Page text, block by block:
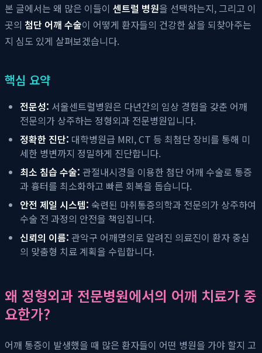
본 글에서는 왜 많은 이들이 센트럴 병원을 선택하는지, 그리고 이
곳의 첨단 어깨 수술이 어떻게 환자들의 건강한 삶을 되찾아주는
지 심도 있게 살펴보겠습니다.
핵심 요약
전문성: 서울센트럴병원은 다년간의 임상 경험을 갖춘 어깨
전문의가 상주하는 정형외과 전문병원입니다.
정확한 진단: 대학병원급 MRI, CT 등 최첨단 장비를 통해 미
세한 병변까지 정밀하게 진단합니다.
최소 침습 수술: 관절내시경을 이용한 첨단 어깨 수술로 통증
과 흉터를 최소화하고 빠른 회복을 돕습니다.
안전 제일 시스템: 숙련된 마취통증의학과 전문의가 상주하여
수술 전 과정의 안전을 책임집니다.
신뢰의 이름: 관악구 어깨명의로 알려진 의료진이 환자 중심
의 맞춤형 치료 계획을 수립합니다.
왜 정형외과 전문병원에서의 어깨 치료가 중
요한가?
어깨 통증이 발생했을 때 많은 환자들이 어떤 병원을 가야 할지 고